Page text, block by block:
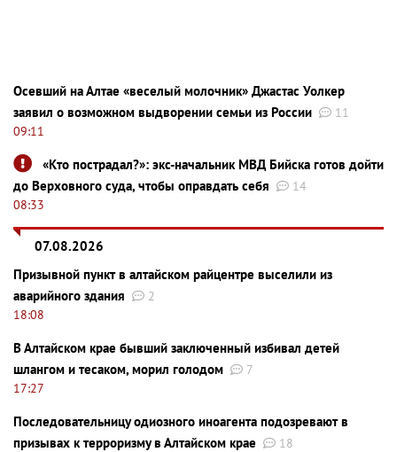
Осевший на Алтае «веселый молочник» Джастас Уолкер
заявил о возможном выдворении семьи из России
11
09:11
«Кто пострадал?»: экс-начальник МВД Бийска готов дойти
до Верховного суда, чтобы оправдать себя
14
08:33
07.08.2026
Призывной пункт в алтайском райцентре выселили из
аварийного здания
2
18:08
В Алтайском крае бывший заключенный избивал детей
шлангом и тесаком, морил голодом
7
17:27
Последовательницу одиозного иноагента подозревают в
призывах к терроризму в Алтайском крае
18